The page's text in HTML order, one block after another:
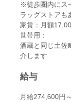
※徒歩圏内にス
ラッグストアも
家賃：月額
世帯用：
酒蔵と同じ土佐
介します
給与
月給274,600円